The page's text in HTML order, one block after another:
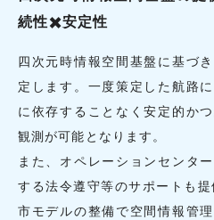
続性✖️安定性
四次元時情報空間基盤に基づ
定します。一度策定した航路
に依存することなく安定的か
観測が可能となります。
また、オペレーションセンタ
する法令遵守等のサポートも
市モデルの整備で空間情報管